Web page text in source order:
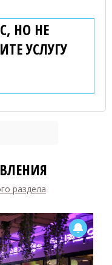
НО НЕ
УСЛУГУ
раздела